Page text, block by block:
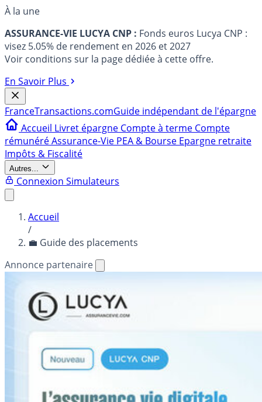
À la une
ASSURANCE-VIE LUCYA CNP : Fonds euros Lucya CNP :
visez 5.05% de rendement en 2026 et 2027
Voir conditions sur la page dédiée à cette offre.
En Savoir Plus
FranceTransactions.comGuide indépendant de l'épargne
Accueil Livret épargne Compte à terme Compte
rémunéréAssurance-Vie PEA & Bourse Epargne retraite
Impôts & Fiscalité
Autres...
Connexion Simulateurs
Accueil
/
💼 Guide des placements
Annonce partenaire